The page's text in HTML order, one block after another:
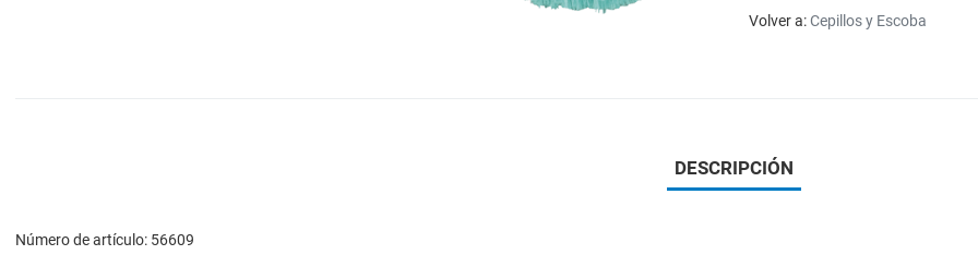
Volver a:Cepillos y Escoba
DESCRIPCIÓN
Número de artículo: 56609